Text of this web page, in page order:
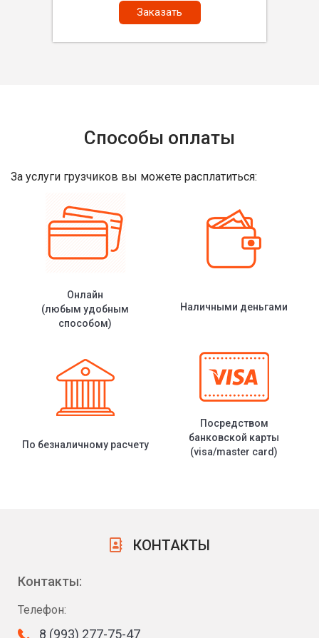
Заказать
Способы оплаты
За услуги грузчиков вы можете расплатиться:
Онлайн
(любым удобным
способом)
Наличными деньгами
По безналичному расчету
Посредством
банковской карты
(visa/master card)
КОНТАКТЫ
Контакты:
Телефон:
8 (993) 277-75-47